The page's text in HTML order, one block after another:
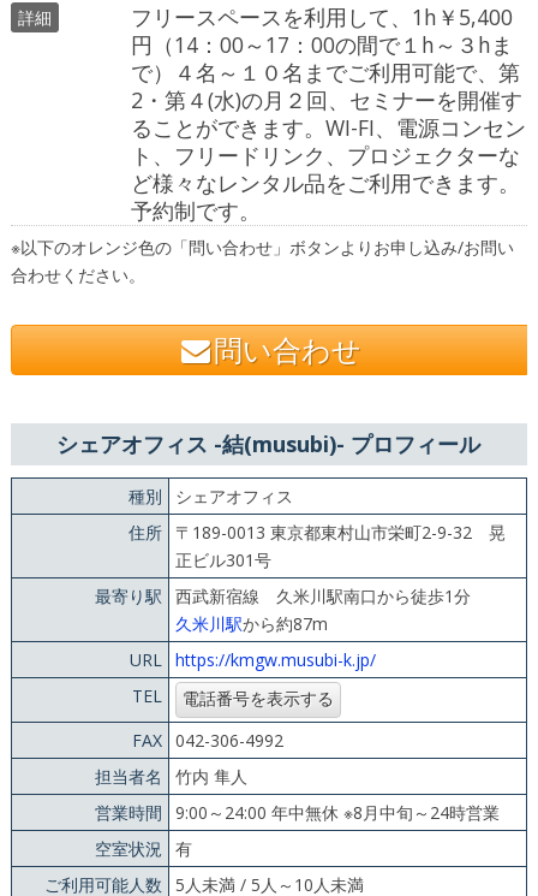
詳細
フリースペースを利用して、1h￥5,400
円（14：00～17：00の間で１h～３hま
で）４名～１０名までご利用可能で、第
2・第４(水)の月２回、セミナーを開催す
ることができます。WI-FI、電源コンセン
ト、フリードリンク、プロジェクターな
ど様々なレンタル品をご利用できます。
予約制です。
※以下のオレンジ色の「問い合わせ」ボタンよりお申し込み/お問い
合わせください。
問い合わせ
シェアオフィス -結(musubi)- プロフィール
種別
シェアオフィス
住所
〒189-0013 東京都東村山市栄町2-9-32 晃
正ビル301号
最寄り駅
西武新宿線 久米川駅南口から徒歩1分
久米川駅から約87m
URL https://kmgw.musubi-k.jp/
TEL
FAX 042-306-4992
担当者名
竹内 隼人
営業時間
9:00～24:00 年中無休 ※8月中旬～24時営業
空室状況 有
ご利用可能人数
5人未満 / 5人～10人未満